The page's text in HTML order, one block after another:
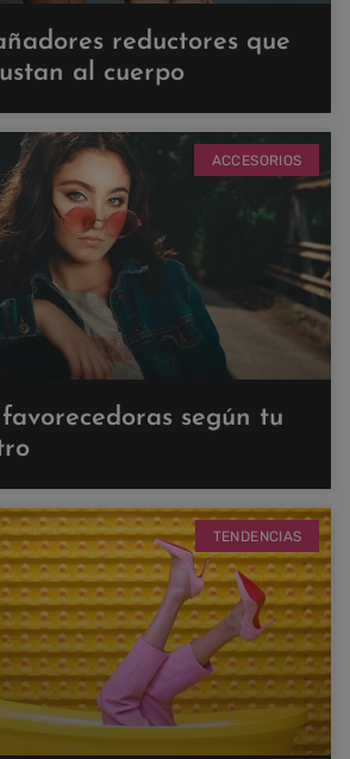
reductores que
al cuerpo
ACCESORIOS
según tu
TENDENCIAS